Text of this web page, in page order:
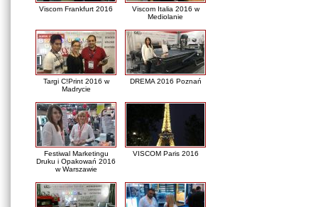
Viscom Frankfurt 2016
Viscom Italia 2016 w
Mediolanie
Targi C!Print 2016 w
Madrycie
DREMA 2016 Poznań
Festiwal Marketingu
Druku i Opakowań 2016
w Warszawie
VISCOM Paris 2016